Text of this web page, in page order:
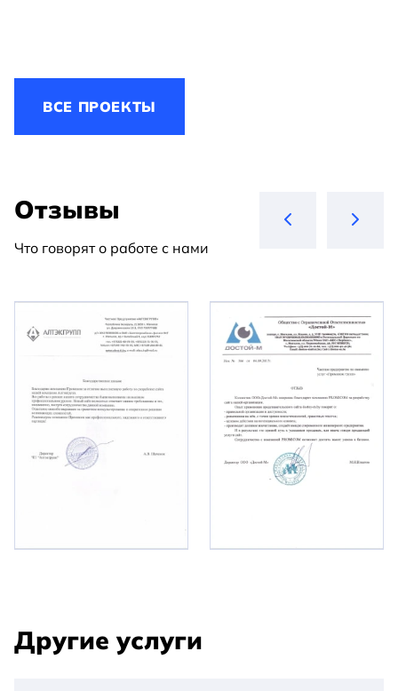
ВСЕ ПРОЕКТЫ
Отзывы
Что говорят о работе с нами
Другие услуги